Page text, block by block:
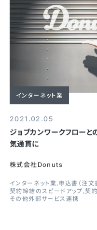
インターネット業
2021.02.05
ジョブカンワークフローと
気通貫に
株式会社Donuts
インターネット業 申込書（注文
契約締結のスピードアップ 契
その他外部サービス連携